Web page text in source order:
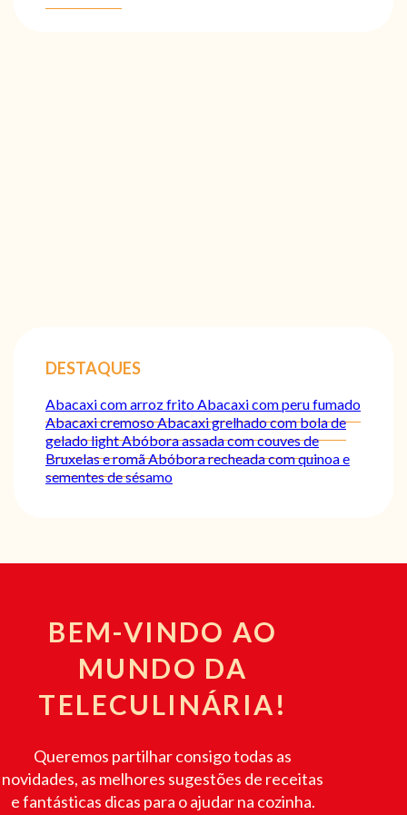
DESTAQUES
Abacaxi com arroz fritoAbacaxi com peru fumado
Abacaxi cremosoAbacaxi grelhado com bola de
gelado lightAbóbora assada com couves de
Bruxelas e romãAbóbora recheada com quinoa e
sementes de sésamo
BEM-VINDO AO
MUNDO DA
TELECULINÁRIA!
Queremos partilhar consigo todas as
novidades, as melhores sugestões de receitas
e fantásticas dicas para o ajudar na cozinha.